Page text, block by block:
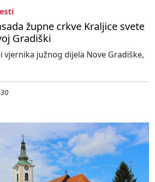
župne crkve Kraljice svete
Gradiški
vjernika južnog dijela Nove Gradiške,